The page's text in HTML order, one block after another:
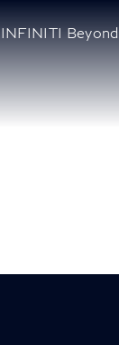
INFINITI Beyond